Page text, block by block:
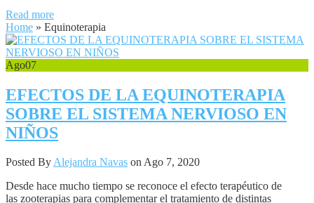
Read more
Home » Equinoterapia
Ago07
EFECTOS DE LA EQUINOTERAPIA
SOBRE EL SISTEMA NERVIOSO EN
NIÑOS
Posted ByAlejandra Navas on Ago 7, 2020
Desde hace mucho tiempo se reconoce el efecto terapéutico de
las zooterapias para complementar el tratamiento de distintas